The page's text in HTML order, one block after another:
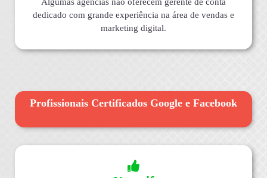
dedicado com grande experiência na área de vendas e
marketing digital.
Profissionais Certificados Google e Facebook